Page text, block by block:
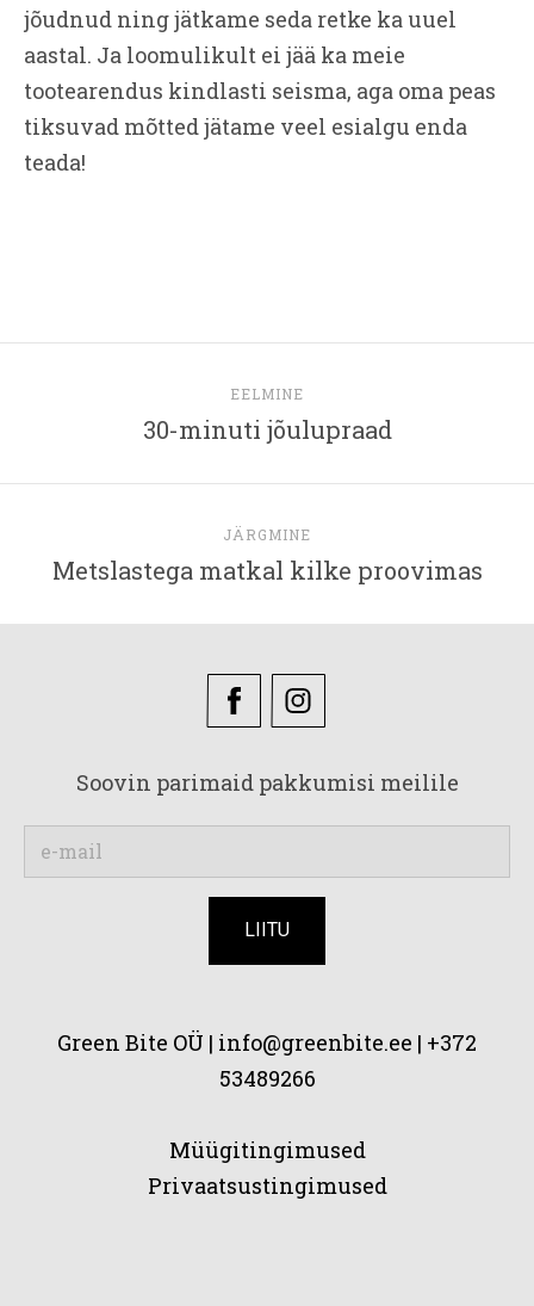
jõudnud ning jätkame seda retke ka uuel
aastal. Ja loomulikult ei jää ka meie
tootearendus kindlasti seisma, aga oma peas
tiksuvad mõtted jätame veel esialgu enda
teada!
EELMINE
30-minuti jõulupraad
JÄRGMINE
Metslastega matkal kilke proovimas
Soovin parimaid pakkumisi meilile
Green Bite OÜ | info@greenbite.ee | +372
53489266
Müügitingimused
Privaatsustingimused